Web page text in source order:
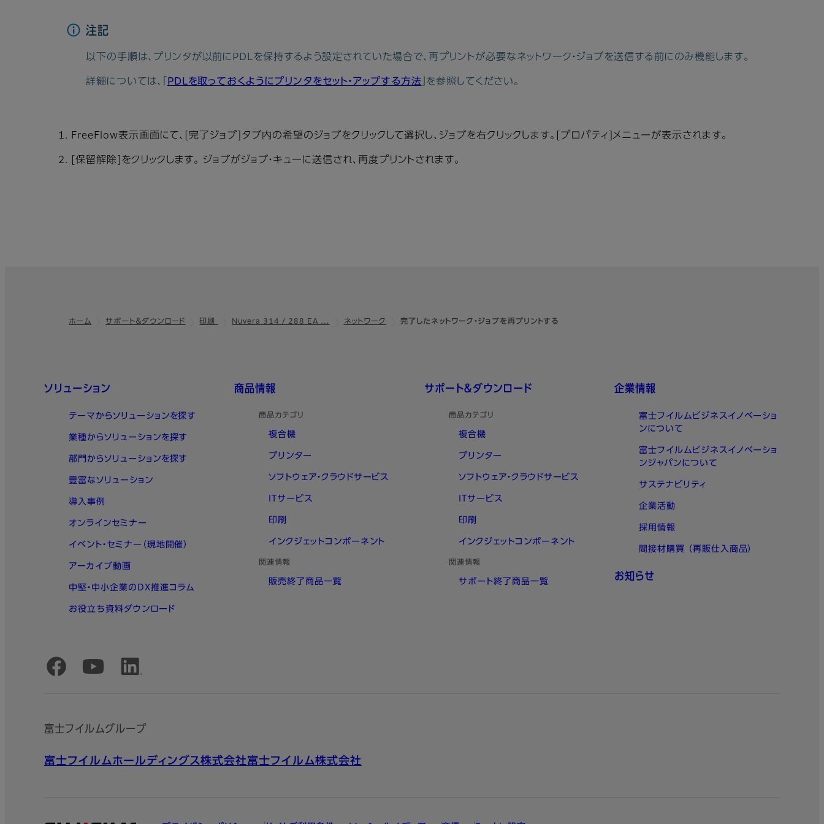
注記
以下の手順は、プリンタが以前にPDLを保持するよう設定されていた場合で、再プリントが必要なネットワーク・ジョブを送信する前にのみ機能します。
詳細については、「 PDLを取っておくようにプリンタをセット・アップする方法 」を参照してください。
FreeFlow表示画面にて、[完了ジョブ]タブ内の希望のジョブをクリックして選択し、ジョブを右クリックします。[プロパティ]メニューが表示されます。
[保留解除]をクリックします。 ジョブがジョブ・キューに送信され、再度プリントされます。
ホーム サポート＆ダウンロード 印刷 Nuvera 314 / 288 EA … ネットワーク 完了したネットワーク・ジョブを再プリントする
クイックリンク
ソリューション
テーマからソリューションを探す
業種からソリューションを探す
部門からソリューションを探す
豊富なソリューション
導入事例
オンラインセミナー
イベント・セミナー（現地開催）
アーカイブ動画
中堅・中小企業のDX推進コラム
お役立ち資料ダウンロード
商品情報
商品カテゴリ
複合機
プリンター
ソフトウェア・クラウドサービス
ITサービス
印刷
インクジェットコンポーネント
関連情報
販売終了商品一覧
サポート＆ダウンロード
商品カテゴリ
複合機
プリンター
ソフトウェア・クラウドサービス
ITサービス
印刷
インクジェットコンポーネント
関連情報
サポート終了商品一覧
企業情報
富士フイルムビジネスイノベーショ
ンについて
富士フイルムビジネスイノベーショ
ンジャパンについて
サステナビリティ
企業活動
採用情報
間接材購買 （再販仕入商品）
お知らせ
公式SNSアカウント
富士フイルムグループ
富士フイルムホールディングス株式会社富士フイルム株式会社